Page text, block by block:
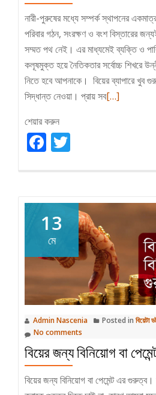
নারী-পুরুষের মধ্যে সম্পর্ক স্থাপনের
পরিবার গঠন, সংরক্ষণ ও বংশ বিস্তারের
সম্মত পথ নেই। এর মাধ্যমেই ব্যক্তি ও
কলূষমুক্ত হয়ে নৈতিকতার সর্বোচ্চ শিখরে
নিতে হবে আপনাকে। বিয়ের ব্যাপারে খুব
সিদ্ধান্ত নেওয়া। প্রায় সবRead
[…]
শেয়ার করুন
Facebook
13
মে
Admin Nascenia Posted in বিয়েটা
No comments
বিয়ের জন্য বিনিয়োগ বা
বিয়ের জন্য বিনিয়োগ বা পেমেন্ট এর